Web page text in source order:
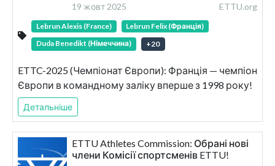
19 жовт 2025 ETTU.org
Lebrun Alexis (France)
Lebrun Felix (Франція)
Duda Benedikt (Німеччина)
+20
ETTC-2025 (Чемпіонат Європи): Франція — чемпіон
Європи в командному заліку вперше з 1998 року!
Детальніше
ETTU Athletes Commission: Обрані нові
члени Комісії спортсменів ETTU!